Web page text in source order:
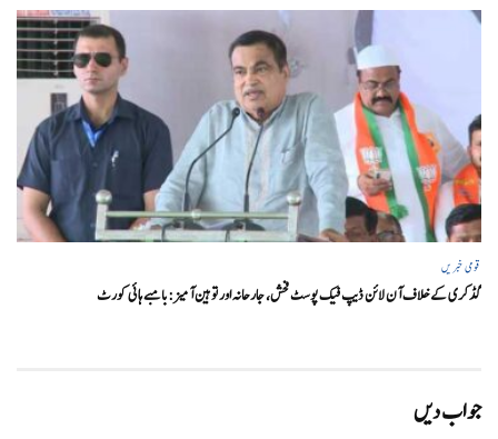
قومی خبریں
گڈکری کے خلاف آن لائن ڈیپ فیک پوسٹ فحش، جارحانہ اور توہین آمیز:بامبے ہائی کورٹ
جواب دیں